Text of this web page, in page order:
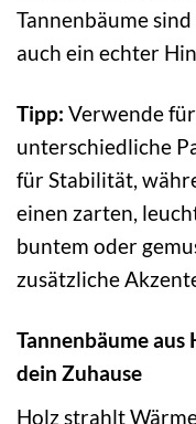
Tannenbäume
auch ein echter
Tipp: Verwende
unterschiedliche
für Stabilität,
einen zarten,
buntem oder
zusätzliche
Tannenbäume
dein Zuhause
Holz strahlt